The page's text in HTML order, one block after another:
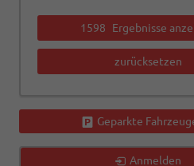
1598 Ergebnisse
zurücksetzen
Geparkte
Anmelden